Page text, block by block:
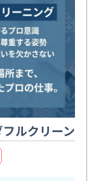
ルクリーン